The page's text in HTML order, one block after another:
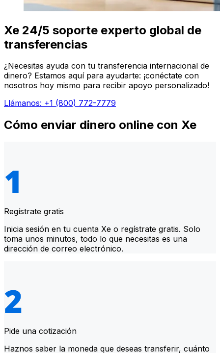
Xe 24/5 soporte experto global de
transferencias
¿Necesitas ayuda con tu transferencia internacional de
dinero? Estamos aquí para ayudarte: ¡conéctate con
nosotros hoy mismo para recibir apoyo personalizado!
Llámanos: +1 (800) 772-7779
Cómo enviar dinero online con Xe
Regístrate gratis
Inicia sesión en tu cuenta Xe o regístrate gratis. Solo
toma unos minutos, todo lo que necesitas es una
dirección de correo electrónico.
Pide una cotización
Haznos saber la moneda que deseas transferir, cuánto